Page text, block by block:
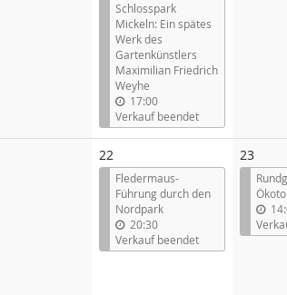
Schlosspark
Mickeln: Ein spätes
Werk des
Gartenkünstlers
Maximilian Friedrich
Weyhe
17:00
Verkauf beendet
22
Fledermaus-
Führung durch den
Nordpark
20:30
Verkauf beendet
23